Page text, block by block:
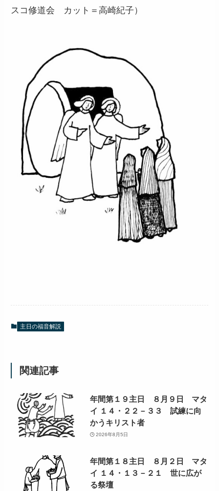
スコ修道会 カット＝高崎紀子）
主日の福音解説
関連記事
年間第１９主日 ８月９日 マタ
イ １４・２２－３３ 試練に向
かうキリスト者
2026年8月5日
年間第１８主日 ８月２日 マタ
イ １４・１３－２１ 世に広が
る祭壇